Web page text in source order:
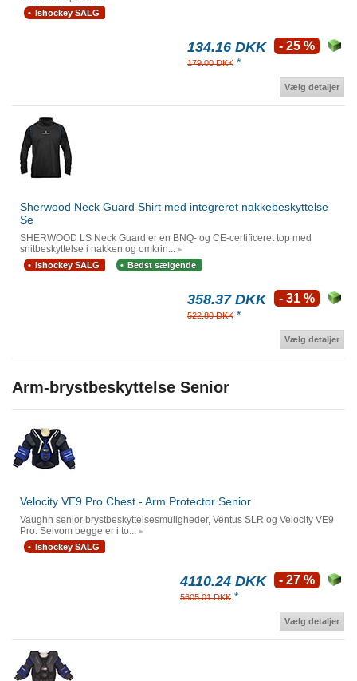
Ishockey SALG
134.16 DKK
179.00 DKK *
- 25 %
Vælg detaljer
Sherwood Neck Guard Shirt med integreret nakkebeskyttelse
Se
SHERWOOD LS Neck Guard er en BNQ- og CE-certificeret top med
snitbeskyttelse i nakken og omkrin...
Ishockey SALG Bedst sælgende
358.37 DKK
522.80 DKK *
- 31 %
Vælg detaljer
Arm-brystbeskyttelse Senior
Velocity VE9 Pro Chest - Arm Protector Senior
Vaughn senior brystbeskyttelsesmuligheder, Ventus SLR og Velocity VE9
Pro. Selvom begge er i to...
Ishockey SALG
4110.24 DKK
5605.01 DKK *
- 27 %
Vælg detaljer